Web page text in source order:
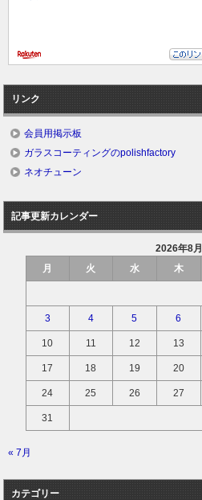
リンク
会員用掲示板
ガラスコーティングのpolishfactory
ネオチューン
記事更新カレンダー
2026年8月
月
火 水 木
3 4 5 6
10 11 12 13
17 18 19 20
24 25 26 27
31
« 7月
カテゴリー